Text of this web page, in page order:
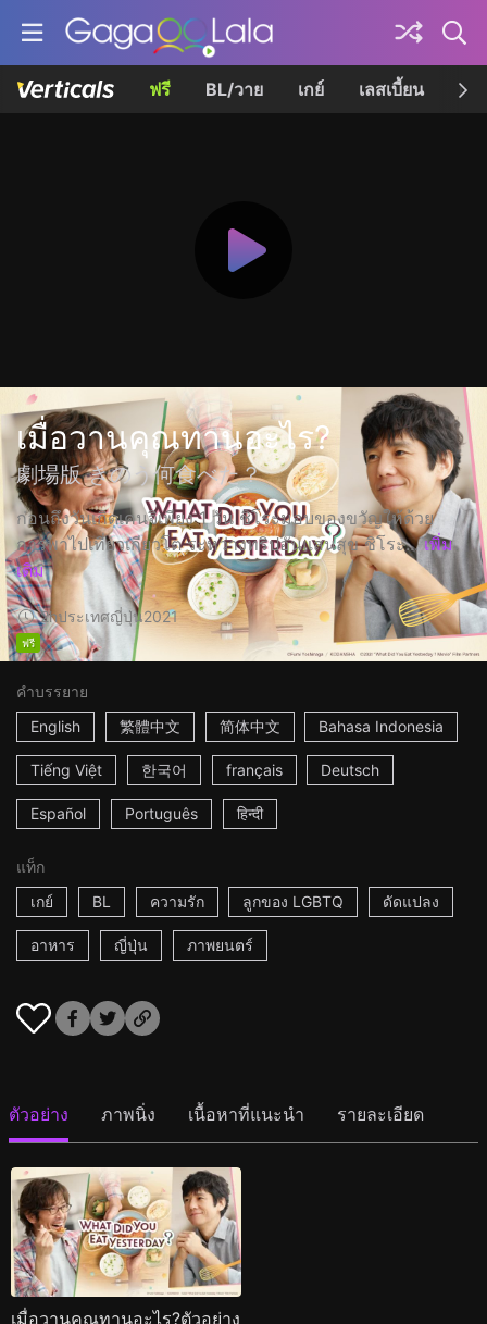
ฟรี BL/วาย เกย์ เลสเบี้ยน เค
เมื่อวานคุณทานอะไร?
劇場版 きのう何食べた？
ก่อนถึงวันเกิดเคนจิเพียง 1 วัน ชิโระมอบของขวัญให้ด้วย
การพาไปเที่ยวเกียวโต ระหว่างทริปอันแสนสุข ชิโระ... เพิ่ม
เติม
2hประเทศญี่ปุ่น2021
ฟรี
คำบรรยาย
English
繁體中文 简体中文 Bahasa Indonesia
Tiếng Việt 한국어 français Deutsch
Español Português हिन्दी
แท็ก
เกย์
BL ความรัก ลูกของ LGBTQ ดัดแปลง
อาหาร ญี่ปุ่น ภาพยนตร์
ตัวอย่าง ภาพนิ่ง เนื้อหาที่แนะนำ รายละเอียด
เมื่อวานคุณทานอะไร?ตัวอย่าง